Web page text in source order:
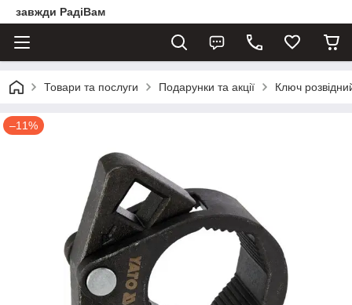
завжди РадіВам
Товари та послуги Подарунки та акції Ключ
–11%